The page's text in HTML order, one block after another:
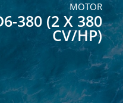
MOTOR
380 (2 X 380
CV/HP)